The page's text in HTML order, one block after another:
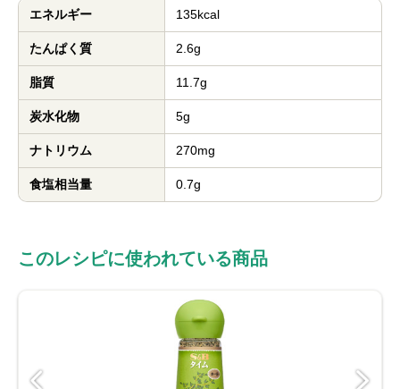
エネルギー 135kcal
たんぱく質 2.6g
脂質 11.7g
炭水化物 5g
ナトリウム 270mg
食塩相当量 0.7g
このレシピに使われている商品